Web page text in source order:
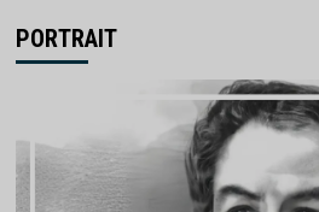
PORTRAIT